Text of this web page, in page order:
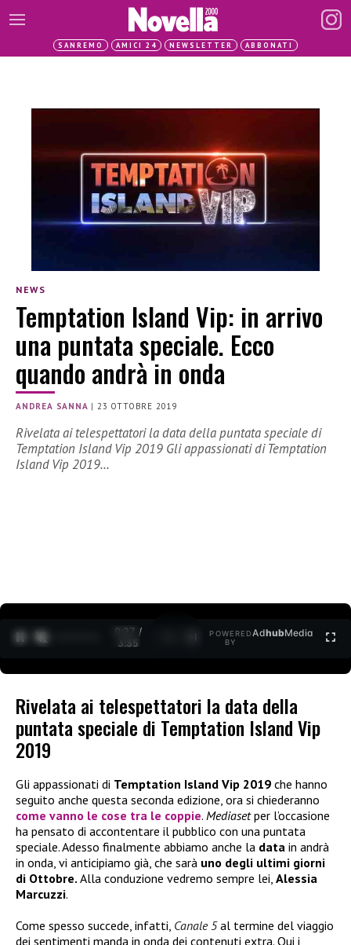
SANREMO AMICI 24 NEWSLETTER ABBONATI
NEWS
Temptation Island Vip: in arrivo
una puntata speciale. Ecco
quando andrà in onda
ANDREA SANNA |23 OTTOBRE 2019
Rivelata ai telespettatori la data della puntata speciale di
Temptation Island Vip 2019 Gli appassionati di Temptation
Island Vip 2019…
0:27 /
3:35
POWERED
BY
AdhubMedia
Rivelata ai telespettatori la data della
puntata speciale di Temptation Island Vip
2019
Gli appassionati di Temptation Island Vip 2019 che hanno
seguito anche questa seconda edizione, ora si chiederanno
come vanno le cose tra le coppie. Mediasetper l’occasione
ha pensato di accontentare il pubblico con una puntata
speciale. Adesso finalmente abbiamo anche la data in andrà
in onda, vi anticipiamo già, che sarà uno degli ultimi giorni
di Ottobre. Alla conduzione vedremo sempre lei, Alessia
Marcuzzi.
Come spesso succede, infatti, Canale 5al termine del viaggio
dei sentimenti manda in onda dei contenuti extra. Qui i